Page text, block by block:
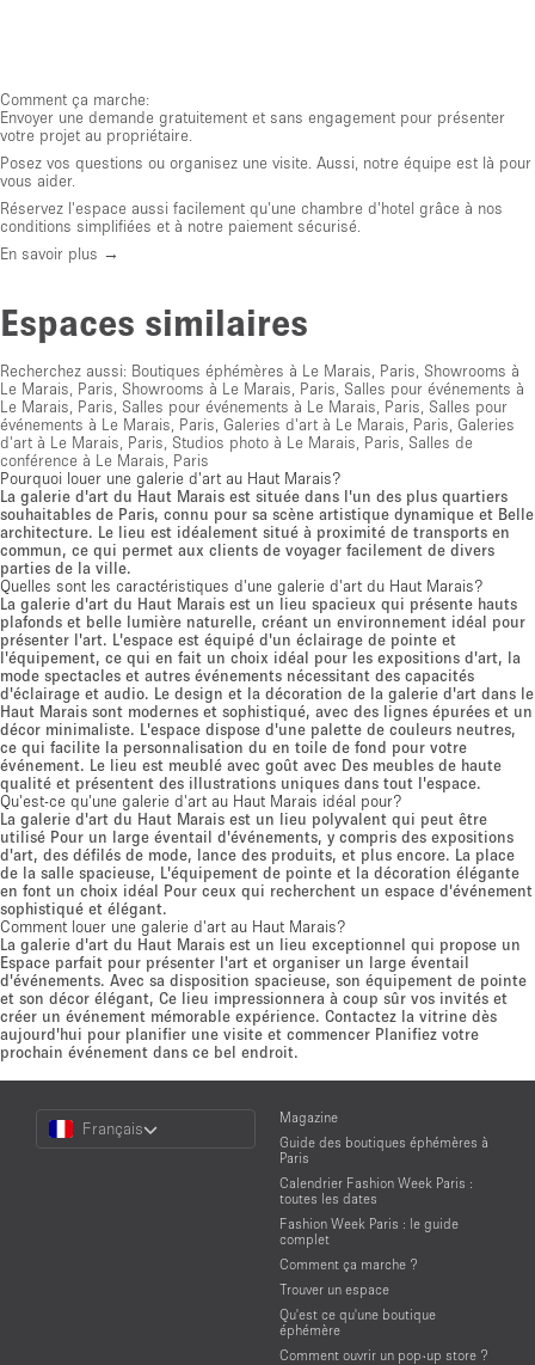
Comment ça marche:
Envoyer une demande gratuitement et sans engagement pour présenter
votre projet au propriétaire.
Posez vos questions ou organisez une visite. Aussi, notre équipe est là pour
vous aider.
Réservez l'espace aussi facilement qu'une chambre d'hotel grâce à nos
conditions simplifiées et à notre paiement sécurisé.
En savoir plus →
Espaces similaires
Recherchez aussi: Boutiques éphémères à Le Marais, Paris Showrooms à
Le Marais, Paris Showrooms à Le Marais, Paris Salles pour événements à
Le Marais, Paris Salles pour événements à Le Marais, Paris Salles pour
événements à Le Marais, Paris Galeries d'art à Le Marais, Paris Galeries
d'art à Le Marais, Paris Studios photo à Le Marais, Paris Salles de
conférence à Le Marais, Paris
Pourquoi louer une galerie d'art au Haut Marais?
La galerie d'art du Haut Marais est située dans l'un des plus quartiers
souhaitables de Paris, connu pour sa scène artistique dynamique et Belle
architecture. Le lieu est idéalement situé à proximité de transports en
commun, ce qui permet aux clients de voyager facilement de divers
parties de la ville.
Quelles sont les caractéristiques d'une galerie d'art du Haut Marais?
La galerie d'art du Haut Marais est un lieu spacieux qui présente hauts
plafonds et belle lumière naturelle, créant un environnement idéal pour
présenter l'art. L'espace est équipé d'un éclairage de pointe et
l'équipement, ce qui en fait un choix idéal pour les expositions d'art, la
mode spectacles et autres événements nécessitant des capacités
d'éclairage et audio. Le design et la décoration de la galerie d'art dans le
Haut Marais sont modernes et sophistiqué, avec des lignes épurées et un
décor minimaliste. L'espace dispose d'une palette de couleurs neutres,
ce qui facilite la personnalisation du en toile de fond pour votre
événement. Le lieu est meublé avec goût avec Des meubles de haute
qualité et présentent des illustrations uniques dans tout l'espace.
Qu'est-ce qu'une galerie d'art au Haut Marais idéal pour?
La galerie d'art du Haut Marais est un lieu polyvalent qui peut être
utilisé Pour un large éventail d'événements, y compris des expositions
d'art, des défilés de mode, lance des produits, et plus encore. La place
de la salle spacieuse, L'équipement de pointe et la décoration élégante
en font un choix idéal Pour ceux qui recherchent un espace d'événement
sophistiqué et élégant.
Comment louer une galerie d'art au Haut Marais?
La galerie d'art du Haut Marais est un lieu exceptionnel qui propose un
Espace parfait pour présenter l'art et organiser un large éventail
d'événements. Avec sa disposition spacieuse, son équipement de pointe
et son décor élégant, Ce lieu impressionnera à coup sûr vos invités et
créer un événement mémorable expérience. Contactez la vitrine dès
aujourd'hui pour planifier une visite et commencer Planifiez votre
prochain événement dans ce bel endroit.
Choose
Language
Français
Magazine
Guide des boutiques éphémères à
Paris
Calendrier Fashion Week Paris :
toutes les dates
Fashion Week Paris : le guide
complet
Comment ça marche ?
Trouver un espace
Qu'est ce qu'une boutique
éphémère
Comment ouvrir un pop-up store ?